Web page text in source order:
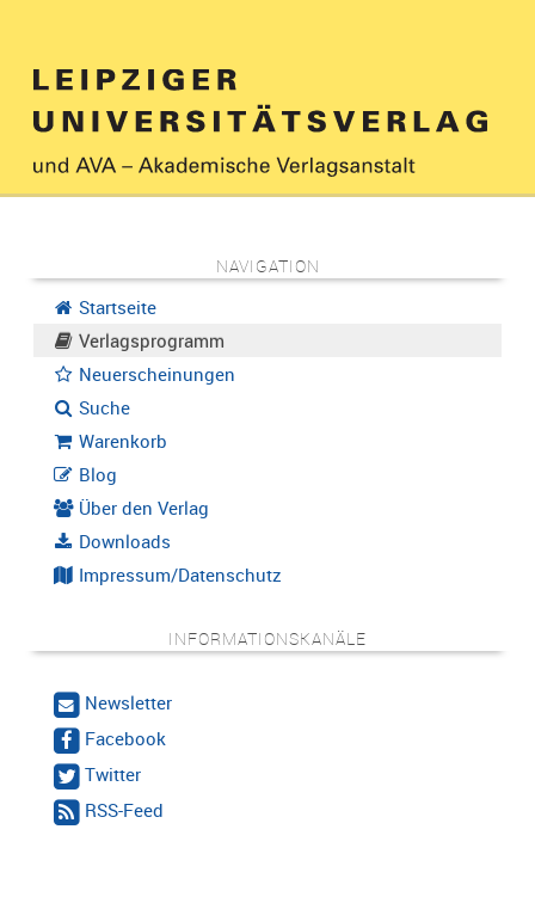
NAVIGATION
Startseite
Verlagsprogramm
Neuerscheinungen
Suche
Warenkorb
Blog
Über den Verlag
Downloads
Impressum/Datenschutz
INFORMATIONSKANÄLE
Newsletter
Facebook
Twitter
RSS-Feed